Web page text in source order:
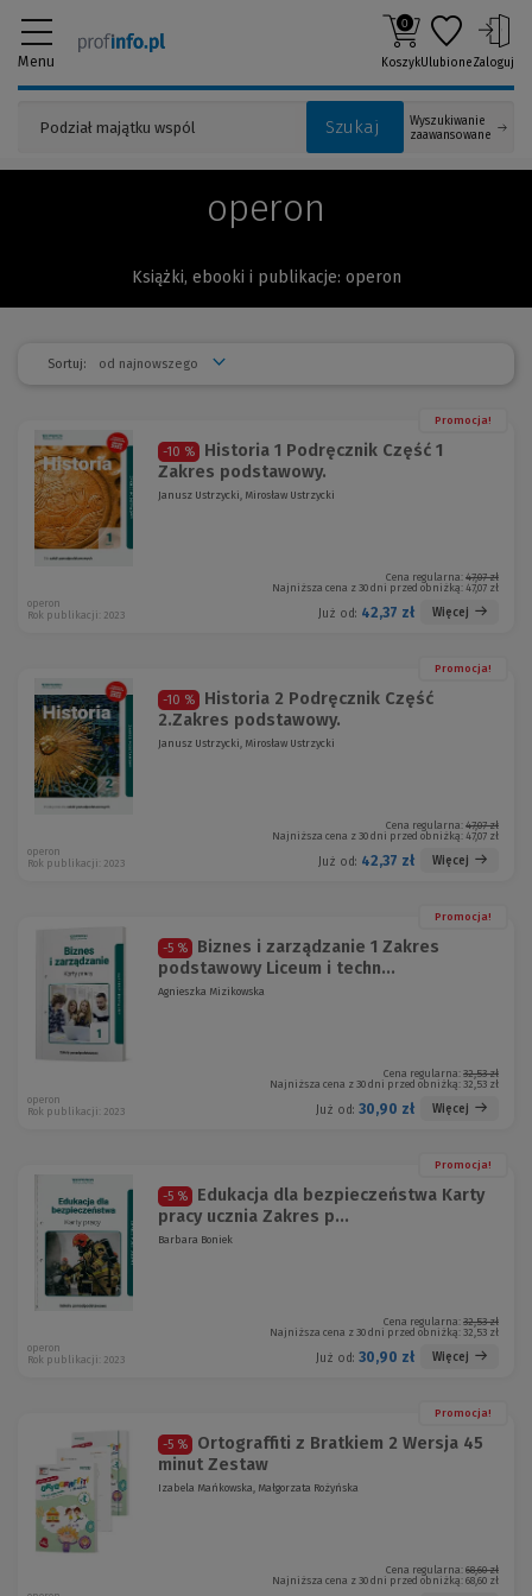
Menu
Szukaj
Wyszukiwanie
zaawansowane
0
KoszykUlubioneZaloguj
operon
Książki, ebooki i publikacje: operon
Sortuj:
Promocja!
-10 %
Historia 1 Podręcznik Część 1
Zakres podstawowy.
Janusz Ustrzycki, Mirosław Ustrzycki
Cena regularna: 47,07 zł
Najniższa cena z 30 dni przed obniżką: 47,07 zł
Już od: 42,37 zł Więcej
operon
Rok publikacji: 2023
Promocja!
-10 %
Historia 2 Podręcznik Część
2.Zakres podstawowy.
Janusz Ustrzycki, Mirosław Ustrzycki
Cena regularna: 47,07 zł
Najniższa cena z 30 dni przed obniżką: 47,07 zł
Już od: 42,37 zł Więcej
operon
Rok publikacji: 2023
Promocja!
-5 %
Biznes i zarządzanie 1 Zakres
podstawowy Liceum i techn...
Agnieszka Mizikowska
Cena regularna: 32,53 zł
Najniższa cena z 30 dni przed obniżką: 32,53 zł
Już od: 30,90 zł Więcej
operon
Rok publikacji: 2023
Promocja!
-5 %
Edukacja dla bezpieczeństwa Karty
pracy ucznia Zakres p...
Barbara Boniek
Cena regularna: 32,53 zł
Najniższa cena z 30 dni przed obniżką: 32,53 zł
Już od: 30,90 zł Więcej
operon
Rok publikacji: 2023
Promocja!
-5 %
Ortograffiti z Bratkiem 2 Wersja 45
minut Zestaw
Izabela Mańkowska, Małgorzata Rożyńska
Cena regularna: 68,60 zł
Najniższa cena z 30 dni przed obniżką: 68,60 zł